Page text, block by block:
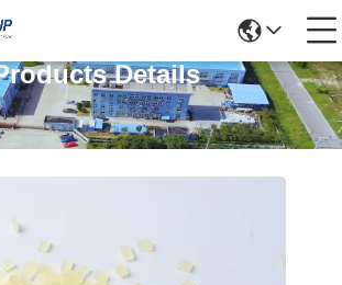
Details